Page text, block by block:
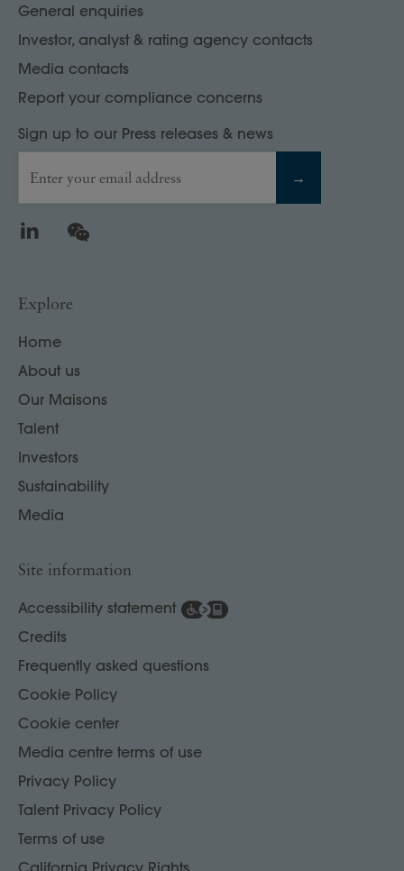
General enquiries
Investor, analyst & rating agency contacts
Media contacts
Report your compliance concerns
Sign up to our Press releases & news
Enter your email address →
LinkedIn
Explore
Home
About us
Our Maisons
Talent
Investors
Sustainability
Media
Site information
Accessibility statement
Credits
Frequently asked questions
Cookie Policy
Cookie center
Media centre terms of use
Privacy Policy
Talent Privacy Policy
Terms of use
California Privacy Rights